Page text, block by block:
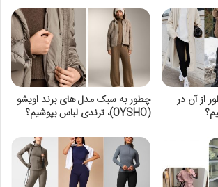
از آن در چطور به سبک مدل‌ های برند اویشو
(OYSHO)، ترندی لباس بپوشیم؟